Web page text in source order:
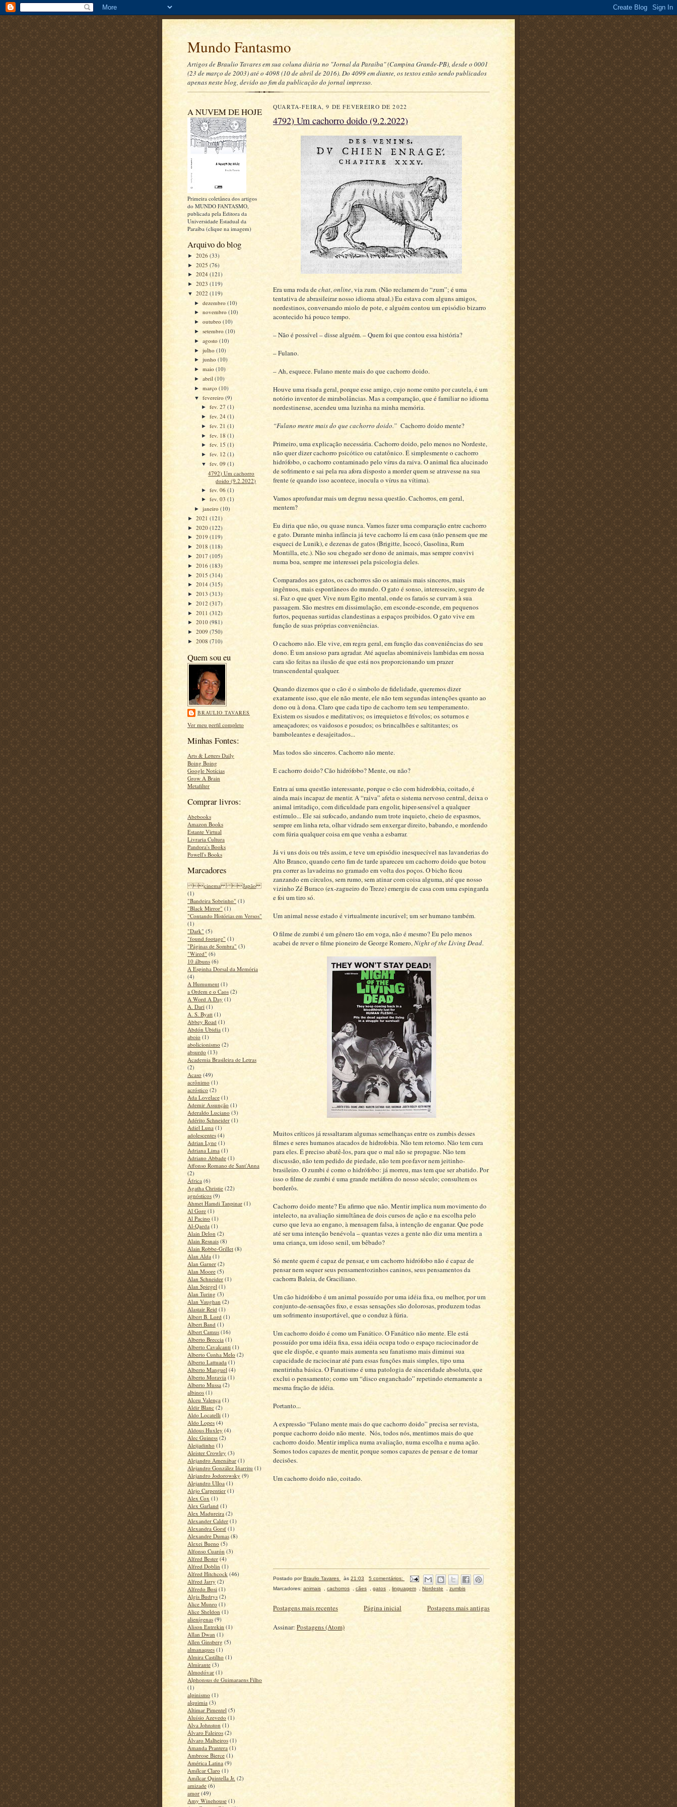
Mundo Fantasmo
Artigos de Braulio Tavares em sua coluna diária no "Jornal da Paraíba" (Campina Grande-PB), desde o 0001
(23 de março de 2003) até o 4098 (10 de abril de 2016). Do 4099 em diante, os textos estão sendo publicados
apenas neste blog, devido ao fim da publicação do jornal impresso.
A NUVEM DE HOJE
Primeira coletânea dos artigos
do MUNDO FANTASMO,
publicada pela Editora da
Universidade Estadual da
Paraíba (clique na imagem)
Arquivo do blog
► 2026 (33)
► 2025 (76)
► 2024 (121)
► 2023 (119)
▼ 2022 (119)
►dezembro(10)
►novembro(10)
►outubro(10)
►setembro(10)
►agosto(10)
►julho(10)
►junho(10)
►maio(10)
►abril(10)
►março(10)
▼fevereiro(9)
► fev. 27 (1)
► fev. 24 (1)
► fev. 21 (1)
► fev. 18 (1)
► fev. 15 (1)
► fev. 12 (1)
▼ fev. 09 (1)
4792) Um cachorro
doido (9.2.2022)
► fev. 06 (1)
► fev. 03 (1)
►janeiro(10)
► 2021 (121)
► 2020 (122)
► 2019 (119)
► 2018 (118)
► 2017 (105)
► 2016 (183)
► 2015 (314)
► 2014 (315)
► 2013 (313)
► 2012 (317)
► 2011 (312)
► 2010 (981)
► 2009 (750)
► 2008 (710)
Quem sou eu
BRAULIO TAVARES
Ver meu perfil completo
Minhas Fontes:
Arts & Letters Daily
Boing Boing
Google Notícias
Grow A Brain
Metafilter
Comprar livros:
Abebooks
Amazon Books
Estante Virtual
Livraria Cultura
Pandora's Books
Powell's Books
Marcadores
cinema Japão
(1)
"Bandeira Sobrinho" (1)
"Black Mirror" (1)
"Contando Histórias em Versos"
(1)
"Dark" (5)
"found footage" (1)
"Páginas de Sombra" (3)
"Wired" (6)
10 álbuns (6)
A Espinha Dorsal da Memória
(4)
A Humument (1)
a Ordem e o Caos (2)
A Word A Day (1)
A. Dari (1)
A. S. Byatt (1)
Abbey Road (1)
Abdón Ubidia (1)
aboio (1)
abolicionismo (2)
absurdo (13)
Academia Brasileira de Letras
(2)
Acaso (49)
acrônimo (1)
acróstico (2)
Ada Lovelace (1)
Ademir Assunção (1)
Aderaldo Luciano (3)
Adérito Schneider (1)
Adiel Luna (1)
adolescentes (4)
Adrian Lyne (1)
Adriana Lima (1)
Adriano Abbade (1)
Affonso Romano de Sant'Anna
(2)
África (6)
Agatha Christie (22)
agnósticos (9)
Ahmet Hamdi Tanpinar (1)
Al Gore (1)
Al Pacino (1)
Al-Qaeda (1)
Alain Delon (2)
Alain Resnais (8)
Alain Robbe-Grillet (8)
Alan Alda (1)
Alan Garner (2)
Alan Moore (5)
Alan Schneider (1)
Alan Spiegel (1)
Alan Turing (3)
Alan Vaughan (2)
Alastair Reid (1)
Albert B. Lord (1)
Albert Band (1)
Albert Camus (16)
Alberto Breccia (1)
Alberto Cavalcanti (1)
Alberto Cunha Melo (2)
Alberto Lattuada (1)
Alberto Manguel (4)
Alberto Moravia (1)
Alberto Mussa (2)
albinos (1)
Alceu Valença (1)
Aldir Blanc (2)
Aldo Locatelli (1)
Aldo Lopes (4)
Aldous Huxley (4)
Alec Guiness (2)
Aleijadinho (1)
Aleister Crowley (3)
Alejandro Amenábar (1)
Alejandro González Iñarritu (1)
Alejandro Jodorowsky (9)
Alejandro Ulloa (1)
Alejo Carpentier (1)
Alex Cox (1)
Alex Garland (1)
Alex Madureira (2)
Alexander Calder (1)
Alexandra Gorsf (1)
Alexandre Dumas (8)
Alexei Bueno (5)
Alfonso Cuarón (3)
Alfred Bester (4)
Alfred Doblin (1)
Alfred Hitchcock (46)
Alfred Jarry (2)
Alfredo Bosi (1)
Algis Budrys (2)
Alice Munro (1)
Alice Sheldon (1)
alienígenas (9)
Alison Entrekin (1)
Allan Dwan (1)
Allen Ginsberg (5)
almanaques (1)
Almira Castilho (1)
Almirante (3)
Almodóvar (1)
Alphonsus de Guimaraens Filho
(1)
alpinismo (1)
alquimia (3)
Altimar Pimentel (5)
Aluísio Azevedo (1)
Alva Johnston (1)
Álvaro Faleiros (2)
Álvaro Malheiros (1)
Amanda Prantera (1)
Ambrose Bierce (1)
América Latina (9)
Amílcar Claro (1)
Amílcar Quintella Jr. (2)
amizade (6)
amor (49)
Amy Winehouse (1)
QUARTA-FEIRA, 9 DE FEVEREIRO DE 2022
4792) Um cachorro doido (9.2.2022)
Era uma roda dechat,online, via zum. (Não reclamem do “zum”; é uma
tentativa de abrasileirar nosso idioma atual.) Eu estava com alguns amigos,
nordestinos, conversando miolo de pote, e alguém contou um episódio bizarro
acontecido há pouco tempo.
– Não é possível – disse alguém. – Quem foi que contou essa história?
– Fulano.
– Ah, esquece. Fulano mente mais do que cachorro doido.
Houve uma risada geral, porque esse amigo, cujo nome omito por cautela, é um
notório inventor de mirabolâncias. Mas a comparação, que é familiar no idioma
nordestinense, acendeu uma luzinha na minha memória.
“Fulano mente mais do que cachorro doido.” Cachorro doido mente?
Primeiro, uma explicação necessária. Cachorro doido, pelo menos no Nordeste,
não quer dizer cachorro psicótico ou catatônico. É simplesmente o cachorro
hidrófobo, o cachorro contaminado pelo vírus da raiva. O animal fica alucinado
de sofrimento e sai pela rua afora disposto a morder quem se atravesse na sua
frente (e quando isso acontece, inocula o vírus na vítima).
Vamos aprofundar mais um degrau nessa questão. Cachorros, em geral,
mentem?
Eu diria que não, ou quase nunca. Vamos fazer uma comparação entre cachorro
e gato. Durante minha infância já teve cachorro lá em casa (não pensem que me
esqueci de Lunik), e dezenas de gatos (Brigitte, Iscocó, Gasolina, Rum
Montilla, etc.). Não sou chegado ser dono de animais, mas sempre convivi
numa boa, sempre me interessei pela psicologia deles.
Comparados aos gatos, os cachorros são os animais mais sinceros, mais
ingênuos, mais espontâneos do mundo. O gato é sonso, interesseiro, seguro de
si. Faz o que quer. Vive num Egito mental, onde os faraós se curvam à sua
passagem. São mestres em dissimulação, em esconde-esconde, em pequenos
furtos, pequenas surtidas clandestinas a espaços proibidos. O gato vive em
função de suas próprias conveniências.
O cachorro não. Ele vive, em regra geral, em função das conveniências do seu
dono. É um ansioso para agradar. Até aquelas abomináveis lambidas em nossa
cara são feitas na ilusão de que está nos proporcionando um prazer
transcendental qualquer.
Quando dizemos que o cão é o símbolo de fidelidade, queremos dizer
exatamente isso, que ele não mente, ele não tem segundas intenções quanto ao
dono ou à dona. Claro que cada tipo de cachorro tem seu temperamento.
Existem os sisudos e meditativos; os irrequietos e frívolos; os soturnos e
ameaçadores; os vaidosos e posudos; os brincalhões e saltitantes; os
bamboleantes e desajeitados...
Mas todos são sinceros. Cachorro não mente.
E cachorro doido? Cão hidrófobo? Mente, ou não?
Entra aí uma questão interessante, porque o cão com hidrofobia, coitado, é
ainda mais incapaz de mentir. A “raiva” afeta o sistema nervoso central, deixa o
animal irritadiço, com dificuldade para engolir, hiper-sensível a qualquer
estímulo... Ele sai sufocado, andando num trote inquieto, cheio de espasmos,
sempre em linha reta, olhar vidrado sem enxergar direito, babando, e mordendo
com fúria qualquer coisa em que venha a esbarrar.
Já vi uns dois ou três assim, e teve um episódio inesquecível nas lavanderias do
Alto Branco, quando certo fim de tarde apareceu um cachorro doido que botou
pra correr as lavadeiras no gramado em volta dos poços. O bicho ficou
zanzando em círculos, sem rumo, sem atinar com coisa alguma, até que nosso
vizinho Zé Buraco (ex-zagueiro do Treze) emergiu de casa com uma espingarda
e foi um tiro só.
Um animal nesse estado é virtualmente incurável; um ser humano também.
O filme de zumbi é um gênero tão em voga, não é mesmo? Eu pelo menos
acabei de rever o filme pioneiro de George Romero,Night of the Living Dead.
Muitos críticos já ressaltaram algumas semelhanças entre os zumbis desses
filmes e seres humanos atacados de hidrofobia. Não tem retorno. Não tem cura
para eles. É preciso abatê-los, para que o mal não se propague. Não tem
discussão, não tem pedido de piedade, não tem por-favor nem jeitinho-
brasileiro. O zumbi é como o hidrófobo: já morreu, mas tem que ser abatido. Por
isso o filme de zumbi é uma grande metáfora do nosso século; consultem os
borderôs.
Cachorro doido mente? Eu afirmo que não. Mentir implica num movimento do
intelecto, na avaliação simultânea de dois cursos de ação e na escolha pelo
curso que leva ao engano, à mensagem falsa, à intenção de enganar. Que pode
até ser uma intenção benévola – quantas vezes a gente não diz uma mentira a
uma criança, um idoso senil, um bêbado?
Só mente quem é capaz de pensar, e um cachorro hidrófobo não é capaz de
pensar nem sequer seus pensamentozinhos caninos, seus pensamentos da
cachorra Baleia, de Graciliano.
Um cão hidrófobo é um animal possuído por uma idéia fixa, ou melhor, por um
conjunto-de-sensações fixo, e essas sensações são dolorosas, produzem todas
um sofrimento insuportável, que o conduz à fúria.
Um cachorro doido é como um Fanático. O Fanático não mente. Ele está
possuído por uma idéia fixa, essa idéia ocupa todo o espaço raciocinador de
que ele dispõe, e quanto mais aumenta seu fanatismo mais diminui sua
capacidade de raciocinar até para essas funções mais simples, tipo uma
mentirinha básica. O Fanatismo é uma patologia de sinceridade absoluta, que
exclui o pensamento; como um “disco enganchado” repetindo eternamente a
mesma fração de idéia.
Portanto...
A expressão “Fulano mente mais do que cachorro doido” precisa ser revista,
porque cachorro doido não mente. Nós, todos nós, mentimos mais do que
cachorro doido. Mentir implica numa avaliação, numa escolha e numa ação.
Somos todos capazes de mentir, porque somos capazes de pensar e de tomar
decisões.
Um cachorro doido não, coitado.
Postado porBraulio Tavares às 21:03
5 comentários:
Marcadores: animais cachorros cães gatos linguagem Nordeste zumbis
Postagens mais recentes Postagens mais antigas
Página inicial
Assinar: Postagens (Atom)